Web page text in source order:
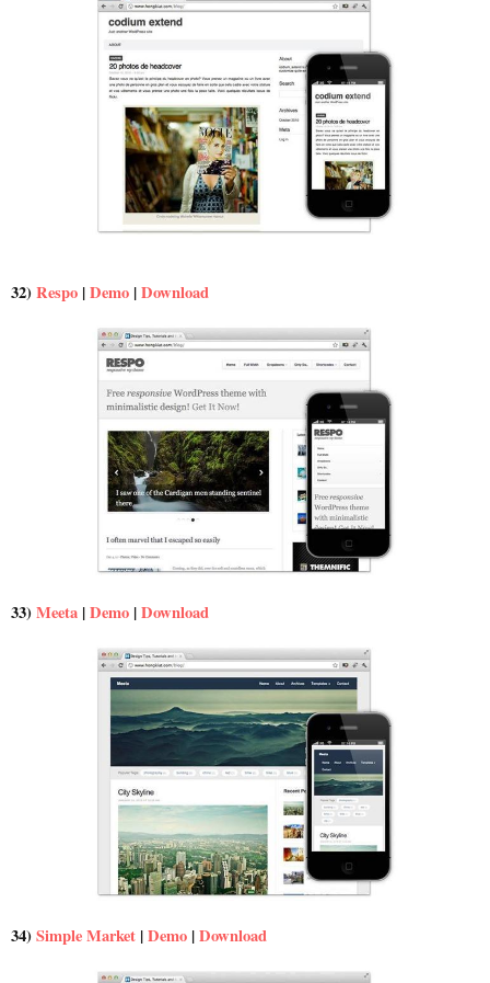
32)Respo |Demo |Download
33)Meeta |Demo |Download
34)Simple Market |Demo |Download